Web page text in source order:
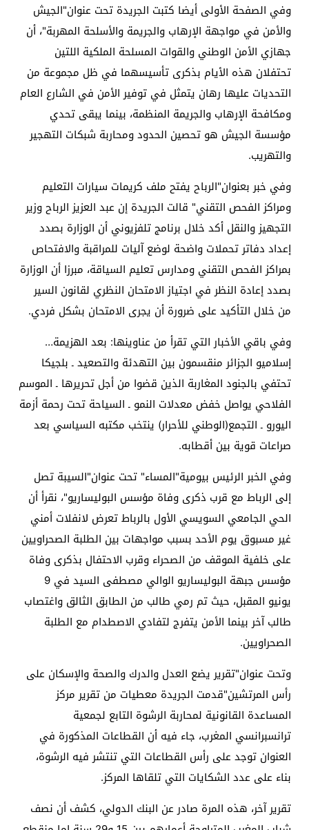
وفي الصفحة الأولى أيضا كتبت الجريدة تحت عنوان"الجيش
والأمن في مواجهة الإرهاب والجريمة والأسلحة المهربة"، أن
جهازي الأمن الوطني والقوات المسلحة الملكية اللتين
تحتفلان هذه الأيام بذكرى تأسيسهما في ظل مجموعة من
التحديات عليها رهان يتمثل في توفير الأمن في الشارع العام
ومكافحة الإرهاب والجريمة المنظمة، بينما يبقى تحدي
مؤسسة الجيش هو تحصين الحدود ومحاربة شبكات التهجير
والتهريب.
وفي خبر بعنوان"الرباح يفتح ملف كريمات سيارات التعليم
ومراكز الفحص التقني" قالت الجريدة إن عبد العزيز الرباح وزير
التجهيز والنقل أكد خلال برنامج تلفزيوني أن الوزارة بصدد
إعداد دفاتر تحملات واضحة لوضع آليات للمراقبة والافتحاص
بمراكز الفحص التقني ومدارس تعليم السياقة، مبرزا أن الوزارة
بصدد إعادة النظر في اجتياز الامتحان النظري لقانون السير
من خلال التأكيد على ضرورة أن يجرى الامتحان بشكل فردي.
وفي باقي الأخبار التي تقرأ من عناوينها: بعد الهزيمة…
إسلاميو الجزائر منقسمون بين التهدئة والتصعيد ـ بلجيكا
تحتفي بالجنود المغاربة الذين قضوا من أجل تحريرها ـ الموسم
الفلاحي يواصل خفض معدلات النمو ـ السياحة تحت رحمة أزمة
اليورو ـ التجمع(الوطني للأحرار) ينتخب مكتبه السياسي بعد
صراعات قوية بين أقطابه.
وفي الخبر الرئيس بيومية"المساء" تحت عنوان"السيبة تصل
إلى الرباط مع قرب ذكرى وفاة مؤسس البوليساريو"، نقرأ أن
الحي الجامعي السويسي الأول بالرباط تعرض لانفلات أمني
غير مسبوق يوم الأحد بسبب مواجهات بين الطلبة الصحراويين
على خلفية الموقف من الصحراء وقرب الاحتفال بذكرى وفاة
مؤسس جبهة البوليساريو الوالي مصطفى السيد في 9
يونيو المقبل، حيث تم رمي طالب من الطابق الثالق واغتصاب
طالب آخر بينما الأمن يتفرج لتفادي الاصطدام مع الطلبة
الصحراويين.
وتحت عنوان"تقرير يضع العدل والدرك والصحة والإسكان على
رأس المرتشين"قدمت الجريدة معطيات من تقرير مركز
المساعدة القانونية لمحاربة الرشوة التابع لجمعية
ترانسبرانسي المغرب، جاء فيه أن القطاعات المذكورة في
العنوان توجد على رأس القطاعات التي تنتشر فيه الرشوة،
بناء على عدد الشكايات التي تلقاها المركز.
تقرير آخر، هذه المرة صادر عن البنك الدولي، كشف أن نصف